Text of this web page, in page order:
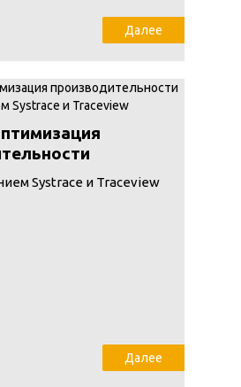
Далее
Systrace и Traceview
Далее